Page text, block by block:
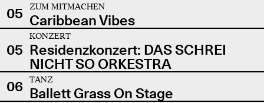
05
ZUM MITMACHEN
Caribbean Vibes
05
KONZERT
Residenzkonzert: DAS SCHREI
NICHT SO ORKESTRA
06
TANZ
Ballett Grass On Stage